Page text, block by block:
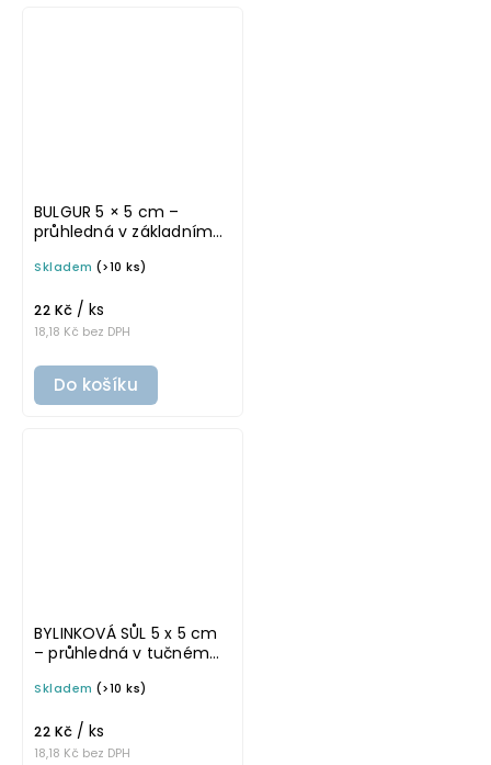
BULGUR 5 × 5 cm –
průhledná v základním
samolepka na
Skladem (>10 ks)
18,18 Kč bez DPH
22 Kč / ks
Do košíku
BYLINKOVÁ SŮL 5 x 5 cm
– průhledná v tučném
samolepka na
Skladem (>10 ks)
18,18 Kč bez DPH
22 Kč / ks